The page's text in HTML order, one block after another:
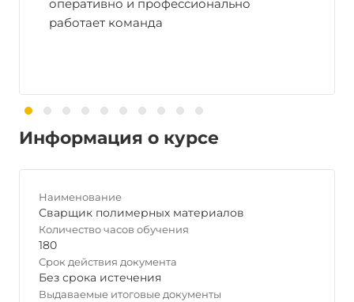
оперативно и профессионально
работает команда
Информация о курсе
Наименование
Сварщик полимерных материалов
Количество часов обучения
180
Срок действия документа
Без срока истечения
Выдаваемые итоговые документы